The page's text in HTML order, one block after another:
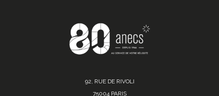
92, RUE DE RIVOLI
75004 PARIS